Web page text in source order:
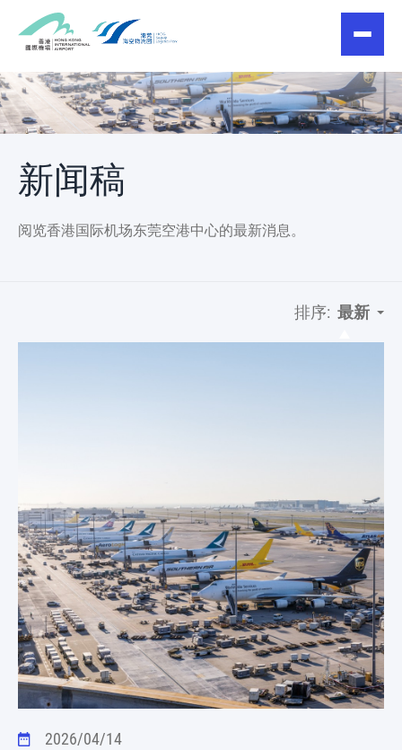
新闻稿
阅览香港国际机场东莞空港中心的最新消息。
排序: 最新
2026/04/14